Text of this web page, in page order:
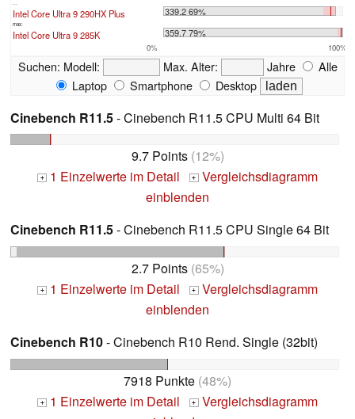
Intel Core Ultra 9 290HX Plus 339.2 69%
max:
Intel Core Ultra 9 285K 359.7 79%
0% 100%
Suchen: Modell: Max. Alter: Jahre
Alle
Laptop
Smartphone Desktop
Cinebench R11.5- Cinebench R11.5 CPU Multi 64 Bit
9.7 Points(12%)
+ 1 Einzelwerte im Detail + Vergleichsdiagramm
einblenden
Cinebench R11.5- Cinebench R11.5 CPU Single 64 Bit
2.7 Points(65%)
+ 1 Einzelwerte im Detail + Vergleichsdiagramm
einblenden
Cinebench R10- Cinebench R10 Rend. Single (32bit)
7918 Punkte (48%)
+ 1 Einzelwerte im Detail + Vergleichsdiagramm